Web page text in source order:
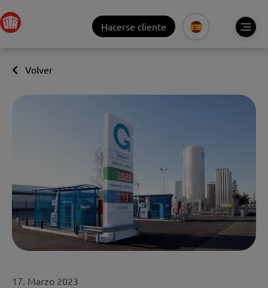
Hacerse cliente
Volver
17. Marzo 2023